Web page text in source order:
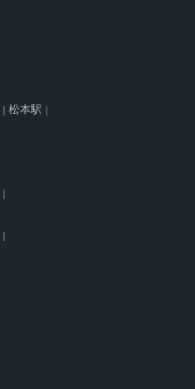
松本駅